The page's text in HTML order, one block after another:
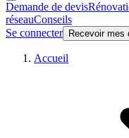
Demande de devis
réseauConseils
Se connecter
Recevoir
Accueil